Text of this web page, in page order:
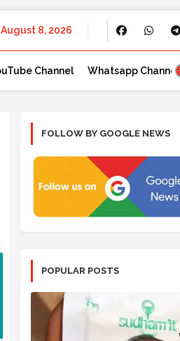
August 8, 2026
Channel Whatsapp Channel
FOLLOW BY GOOGLE NEWS
POPULAR POSTS